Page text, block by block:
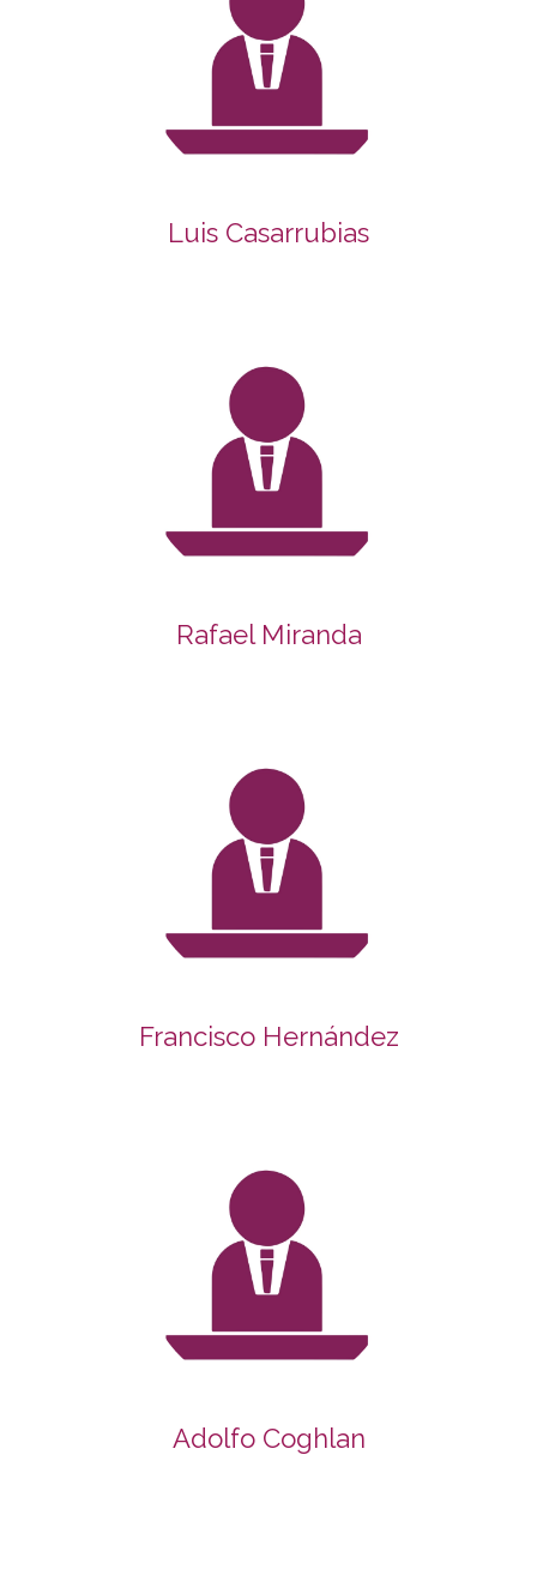
Luis Casarrubias
Rafael Miranda
Francisco Hernández
Adolfo Coghlan